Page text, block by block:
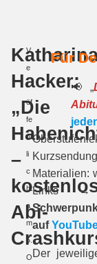
Hacker:
„Die
–
Abi-
V
e
r
öf
fe
nt
li
c
ht
a
m
5.
O
Für
📢 „
Materialien:
Links →
auf
Der